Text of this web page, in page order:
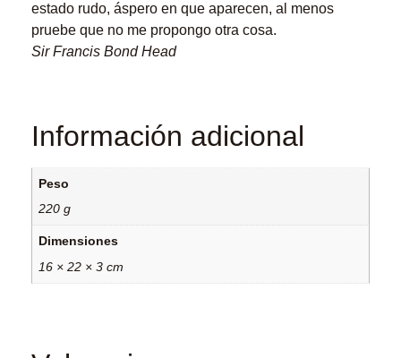
estado rudo, áspero en que aparecen, al menos
pruebe que no me propongo otra cosa.
Sir Francis Bond Head
Información adicional
Peso
220 g
Dimensiones
16 × 22 × 3 cm